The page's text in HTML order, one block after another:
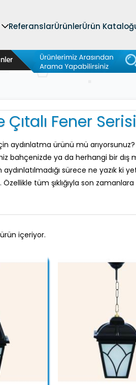
ReferanslarÜrünlerÜrün
Çıtalı Fener Serisi
aydınlatma ürünü mü
bahçenizde ya da herhangi bir
sürece ne yazık
tüm şıklığıyla son zamanlara
ürün içeriyor.